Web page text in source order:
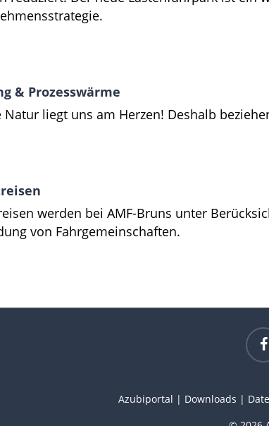
& Prozesswärme
Natur liegt uns am Herzen! Deshalb
werden bei AMF-Bruns unter
von Fahrgemeinschaften.
Azubiportal | Downloads |